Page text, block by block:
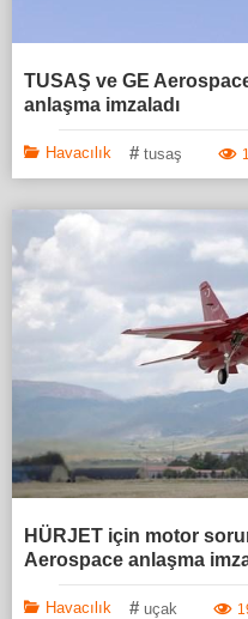
TUSAŞ ve GE
anlaşma imzaladı
Havacılık # tusaş
HÜRJET için motor
Aerospace anlaşma
Havacılık # uçak